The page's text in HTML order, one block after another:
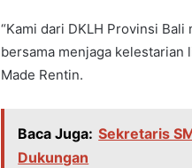
“Kami dari DKLH Provinsi
bersama menjaga kelestarian
Made Rentin.
Baca Juga: Sekretaris
Dukungan